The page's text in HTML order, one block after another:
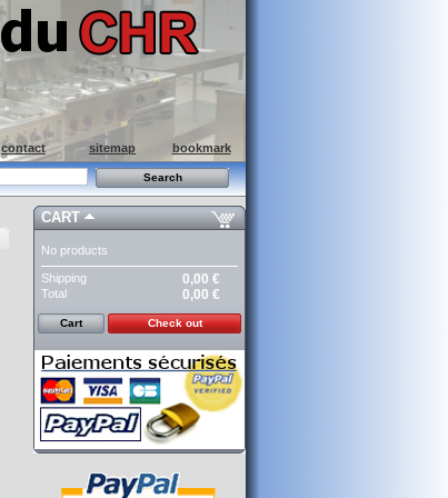
contact sitemap bookmark
CART
No products
Shipping 0,00 €
Total 0,00 €
Cart Check out